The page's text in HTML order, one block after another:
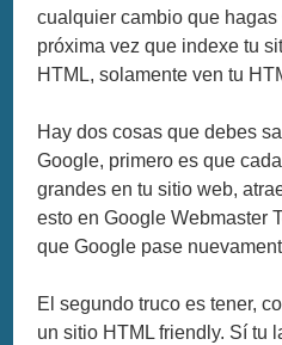
cualquier cambio que
próxima vez que indexe tu
HTML, solamente ven tu
Hay dos cosas que debes
Google, primero es que
grandes en tu sitio web,
esto en Google Webmaster
que Google pase
El segundo truco es tener,
un sitio HTML friendly. Sí tu